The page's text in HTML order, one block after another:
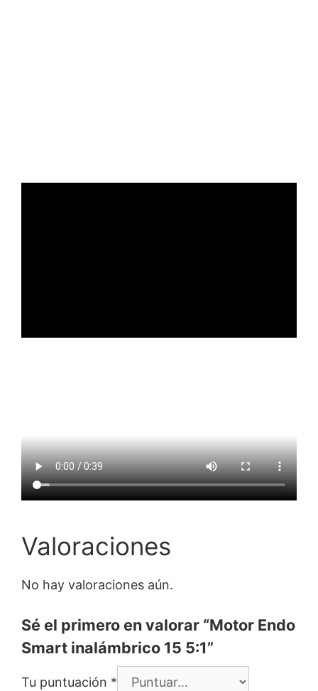
Valoraciones
No hay valoraciones aún.
Sé el primero en valorar “Motor Endo
Smart inalámbrico 15 5:1”
Tu puntuación *